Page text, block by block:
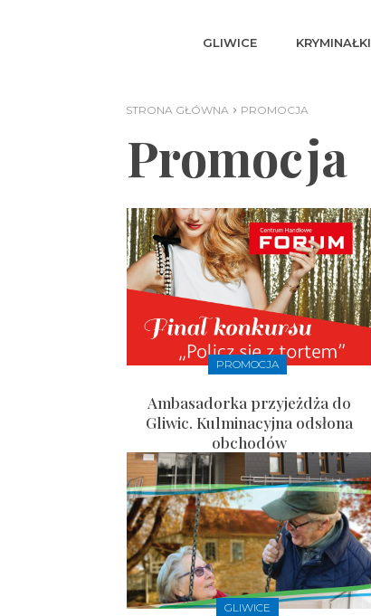
GLIWICE KRYMINAŁKI
STRONA GŁÓWNA PROMOCJA
Promocja
PROMOCJA
Ambasadorka przyjeżdża do
Gliwic. Kulminacyjna odsłona
obchodów
GLIWICE